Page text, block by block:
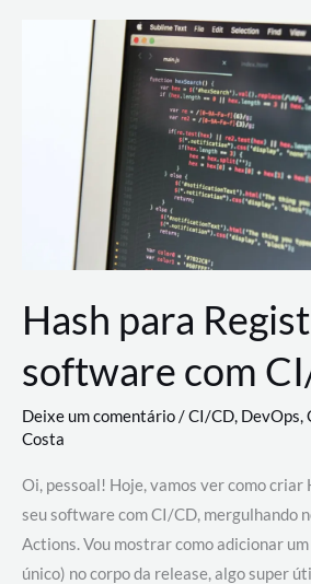
revolucionando
desenvolvimento
Hash para
software com
Deixe um comentário/CI/CD, DevOps,
Costa
Oi, pessoal! Hoje, vamos ver como
seu software com CI/CD, mergulhando
Actions. Vou mostrar como adicionar
único) no corpo da release, algo super